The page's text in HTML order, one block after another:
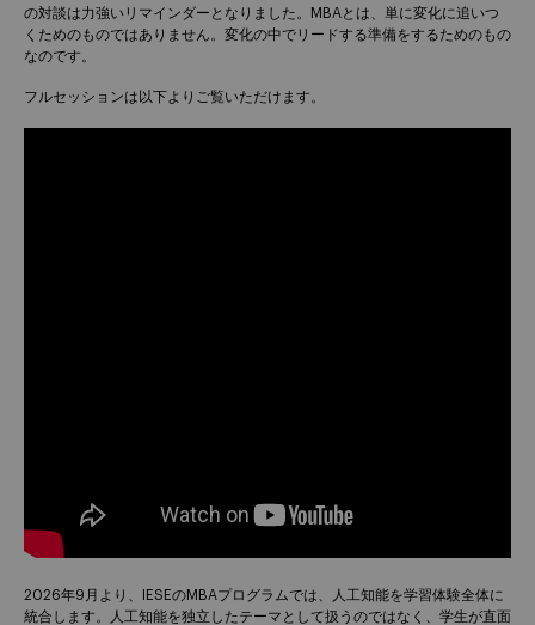
の対談は力強いリマインダーとなりました。MBAとは、単に変化に追いつ
くためのものではありません。変化の中でリードする準備をするためのもの
なのです。
フルセッションは以下よりご覧いただけます。
2026年9月より、IESEのMBAプログラムでは、人工知能を学習体験全体に
統合します。人工知能を独立したテーマとして扱うのではなく、学生が直面